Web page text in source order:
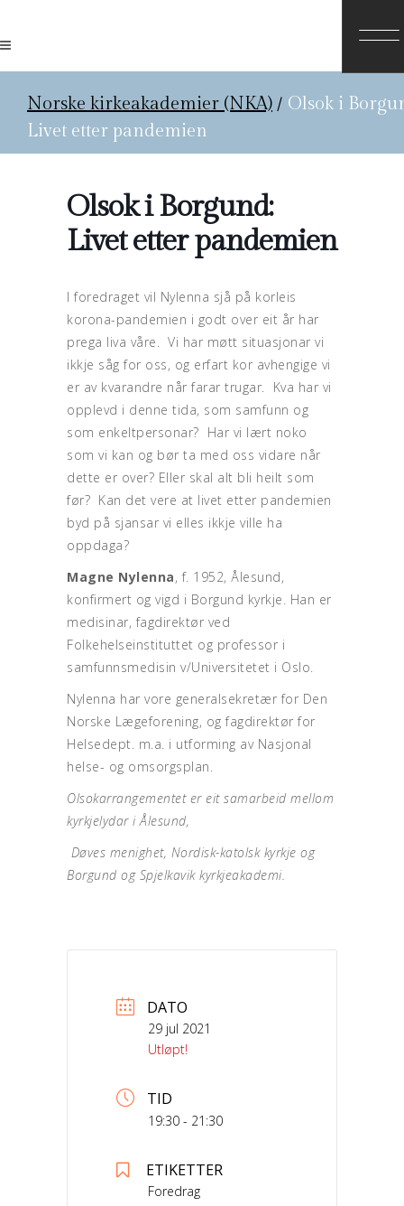
Norske kirkeakademier (NKA) / Olsok i
Livet etter pandemien
Olsok i Borgund:
Livet etter pandemien
I foredraget vil Nylenna sjå på korleis
korona-pandemien i godt over eit år har
prega liva våre. Vi har møtt situasjonar vi
ikkje såg for oss, og erfart kor avhengige vi
er av kvarandre når farar trugar. Kva har vi
opplevd i denne tida, som samfunn og
som enkeltpersonar? Har vi lært noko
som vi kan og bør ta med oss vidare når
dette er over? Eller skal alt bli heilt som
før? Kan det vere at livet etter pandemien
byd på sjansar vi elles ikkje ville ha
oppdaga?
Magne Nylenna, f. 1952, Ålesund,
konfirmert og vigd i Borgund kyrkje. Han er
medisinar, fagdirektør ved
Folkehelseinstituttet og professor i
samfunnsmedisin v/Universitetet i Oslo.
Nylenna har vore generalsekretær for Den
Norske Lægeforening, og fagdirektør for
Helsedept. m.a. i utforming av Nasjonal
helse- og omsorgsplan.
Olsokarrangementet er eit samarbeid mellom
kyrkjelydar i Ålesund,
Døves menighet, Nordisk-katolsk kyrkje og
Borgund og Spjelkavik kyrkjeakademi.
DATO
29 jul 2021
Utløpt!
TID
19:30 - 21:30
ETIKETTER
Foredrag